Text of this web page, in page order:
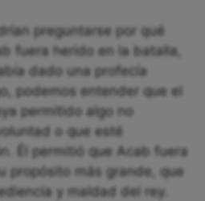
preguntarse por qué
fuera herido en la batalla,
dado una profecía
podemos entender que el
permitido algo no
o que esté
Él permitió que Acab fuera
propósito más grande, que
y maldad del rey.